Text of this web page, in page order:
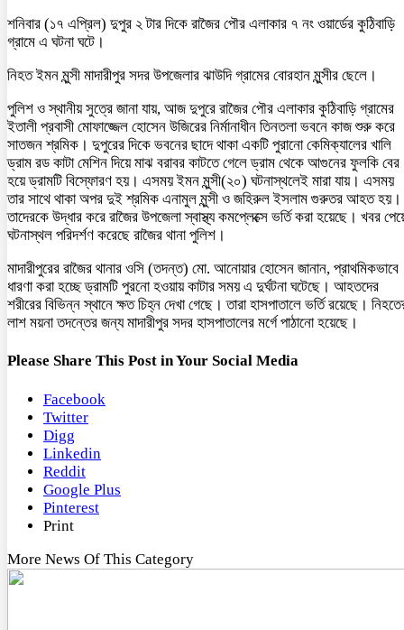
শনিবার (১৭ এপ্রিল) দুপুর ২ টার দিকে রাজৈর পৌর এলাকার ৭ নং ওয়ার্ডের কুঠিবাড়ি
গ্রামে এ ঘটনা ঘটে।
নিহত ইমন মুন্সী মাদারীপুর সদর উপজেলার ঝাউদি গ্রামের বোরহান মুন্সীর ছেলে।
পুলিশ ও স্থানীয় সুত্রে জানা যায়, আজ দুপুরে রাজৈর পৌর এলাকার কুঠিবাড়ি গ্রামের
ইতালী প্রবাসী মোফাজ্জেল হোসেন উজিরের নির্মানাধীন তিনতলা ভবনে কাজ শুরু করে
সাতজন শ্রমিক। দুপুরের দিকে ভবনের ছাদে থাকা একটি পুরানো কেমিক্যালের খালি
ড্রাম রড কাটা মেশিন দিয়ে মাঝ বরাবর কাটতে গেলে ড্রাম থেকে আগুনের ফুলকি বের
হয়ে ড্রামটি বিস্ফোরণ হয়। এসময় ইমন মুন্সী(২০) ঘটনাস্থলেই মারা যায়। এসময়
তার সাথে থাকা অপর দুই শ্রমিক এনামুল মুন্সী ও জহিরুল ইসলাম গুরুতর আহত হয়।
তাদেরকে উদ্ধার করে রাজৈর উপজেলা স্বাস্থ্য কমপ্লেক্সে ভর্তি করা হয়েছে। খবর
ঘটনাস্থল পরিদর্শণ করেছে রাজৈর থানা পুলিশ।
মাদারীপুরের রাজৈর থানার ওসি (তদন্ত) মো. আনোয়ার হোসেন জানান, প্রাথমিকভাবে
ধারণা করা হচ্ছে ড্রামটি পুরনো হওয়ায় কাটার সময় এ দুর্ঘটনা ঘটেছে। আহতদের
শরীরের বিভিন্ন স্থানে ক্ষত চিহ্ন দেখা গেছে। তারা হাসপাতালে ভর্তি রয়েছে।
লাশ ময়না তদন্তের জন্য মাদারীপুর সদর হাসপাতালের মর্গে পাঠানো হয়েছে।
Please Share This Post in Your Social Media
Facebook
Twitter
Digg
Linkedin
Reddit
Google Plus
Pinterest
Print
More News Of This Category